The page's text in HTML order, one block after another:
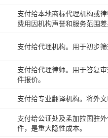
支付给本地商标代理机构或
费用因机构声誉和服务范围差
支付给代理机构。用于初步
支付给代理律师。用于答复
件报价。
支付给专业翻译机构。将外
支付给公证处及孟加拉国驻
件，是重大隐性成本。